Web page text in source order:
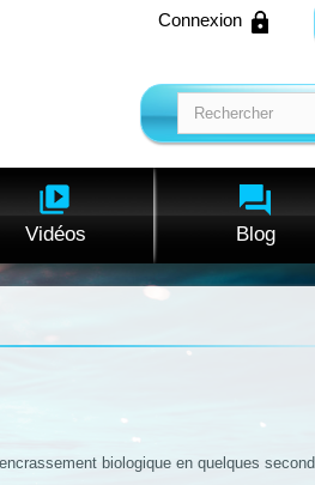
Connexion
Vidéos Blog
biologique en quelques